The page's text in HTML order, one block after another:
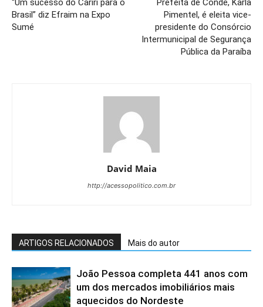
“Um sucesso do Cariri para o
Brasil” diz Efraim na Expo
Sumé
Prefeita de Conde, Karla
Pimentel, é eleita vice-
presidente do Consórcio
Intermunicipal de Segurança
Pública da Paraíba
David Maia
http://acessopolitico.com.br
ARTIGOS RELACIONADOS Mais do autor
João Pessoa completa 441 anos com
um dos mercados imobiliários mais
aquecidos do Nordeste